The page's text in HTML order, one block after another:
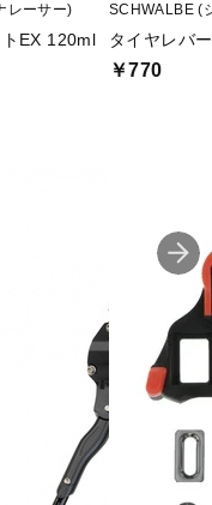
レーサー)
EX 120ml
SCHWALBE (
タイヤレバー
￥770